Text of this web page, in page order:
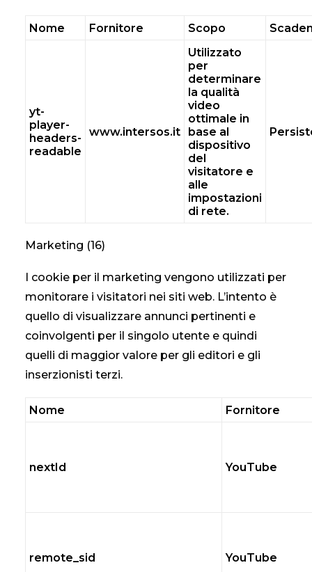
Nome Fornitore Scopo
yt-
player-
headers-
readable
www.intersos.it
Utilizzato
per
determinare
la qualità
video
ottimale in
base al
dispositivo
del
visitatore e
alle
impostazioni
di rete.
Marketing (16)
I cookie per il marketing vengono utilizzati per
monitorare i visitatori nei siti web. L’intento è
quello di visualizzare annunci pertinenti e
coinvolgenti per il singolo utente e quindi
quelli di maggior valore per gli editori e gli
inserzionisti terzi.
Nome Fornitore
nextId YouTube
remote_sid YouTube